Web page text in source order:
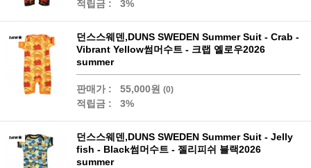
적립금 : 3%
던스스웨덴,DUNS SWEDEN Summer Suit - Crab -
Vibrant Yellow썸머수트 - 크랩 옐로우2026
summer
판매가 : 55,000원 (0)
적립금 : 3%
던스스웨덴,DUNS SWEDEN Summer Suit - Jelly
fish - Black썸머수트 - 젤리피쉬 블랙2026
summer